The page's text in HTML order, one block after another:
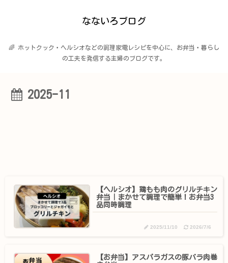
なないろブログ
🌈 ホットクック・ヘルシオなどの調理家電レシピを中心に、お弁当・暮らし
の工夫を発信する主婦のブログです。
2025-11
【ヘルシオ】鶏もも肉のグリルチキン
弁当｜まかせて調理で簡単！お弁当3
品同時調理
2025/11/10 2026/7/6
【お弁当】アスパラガスの豚バラ肉巻